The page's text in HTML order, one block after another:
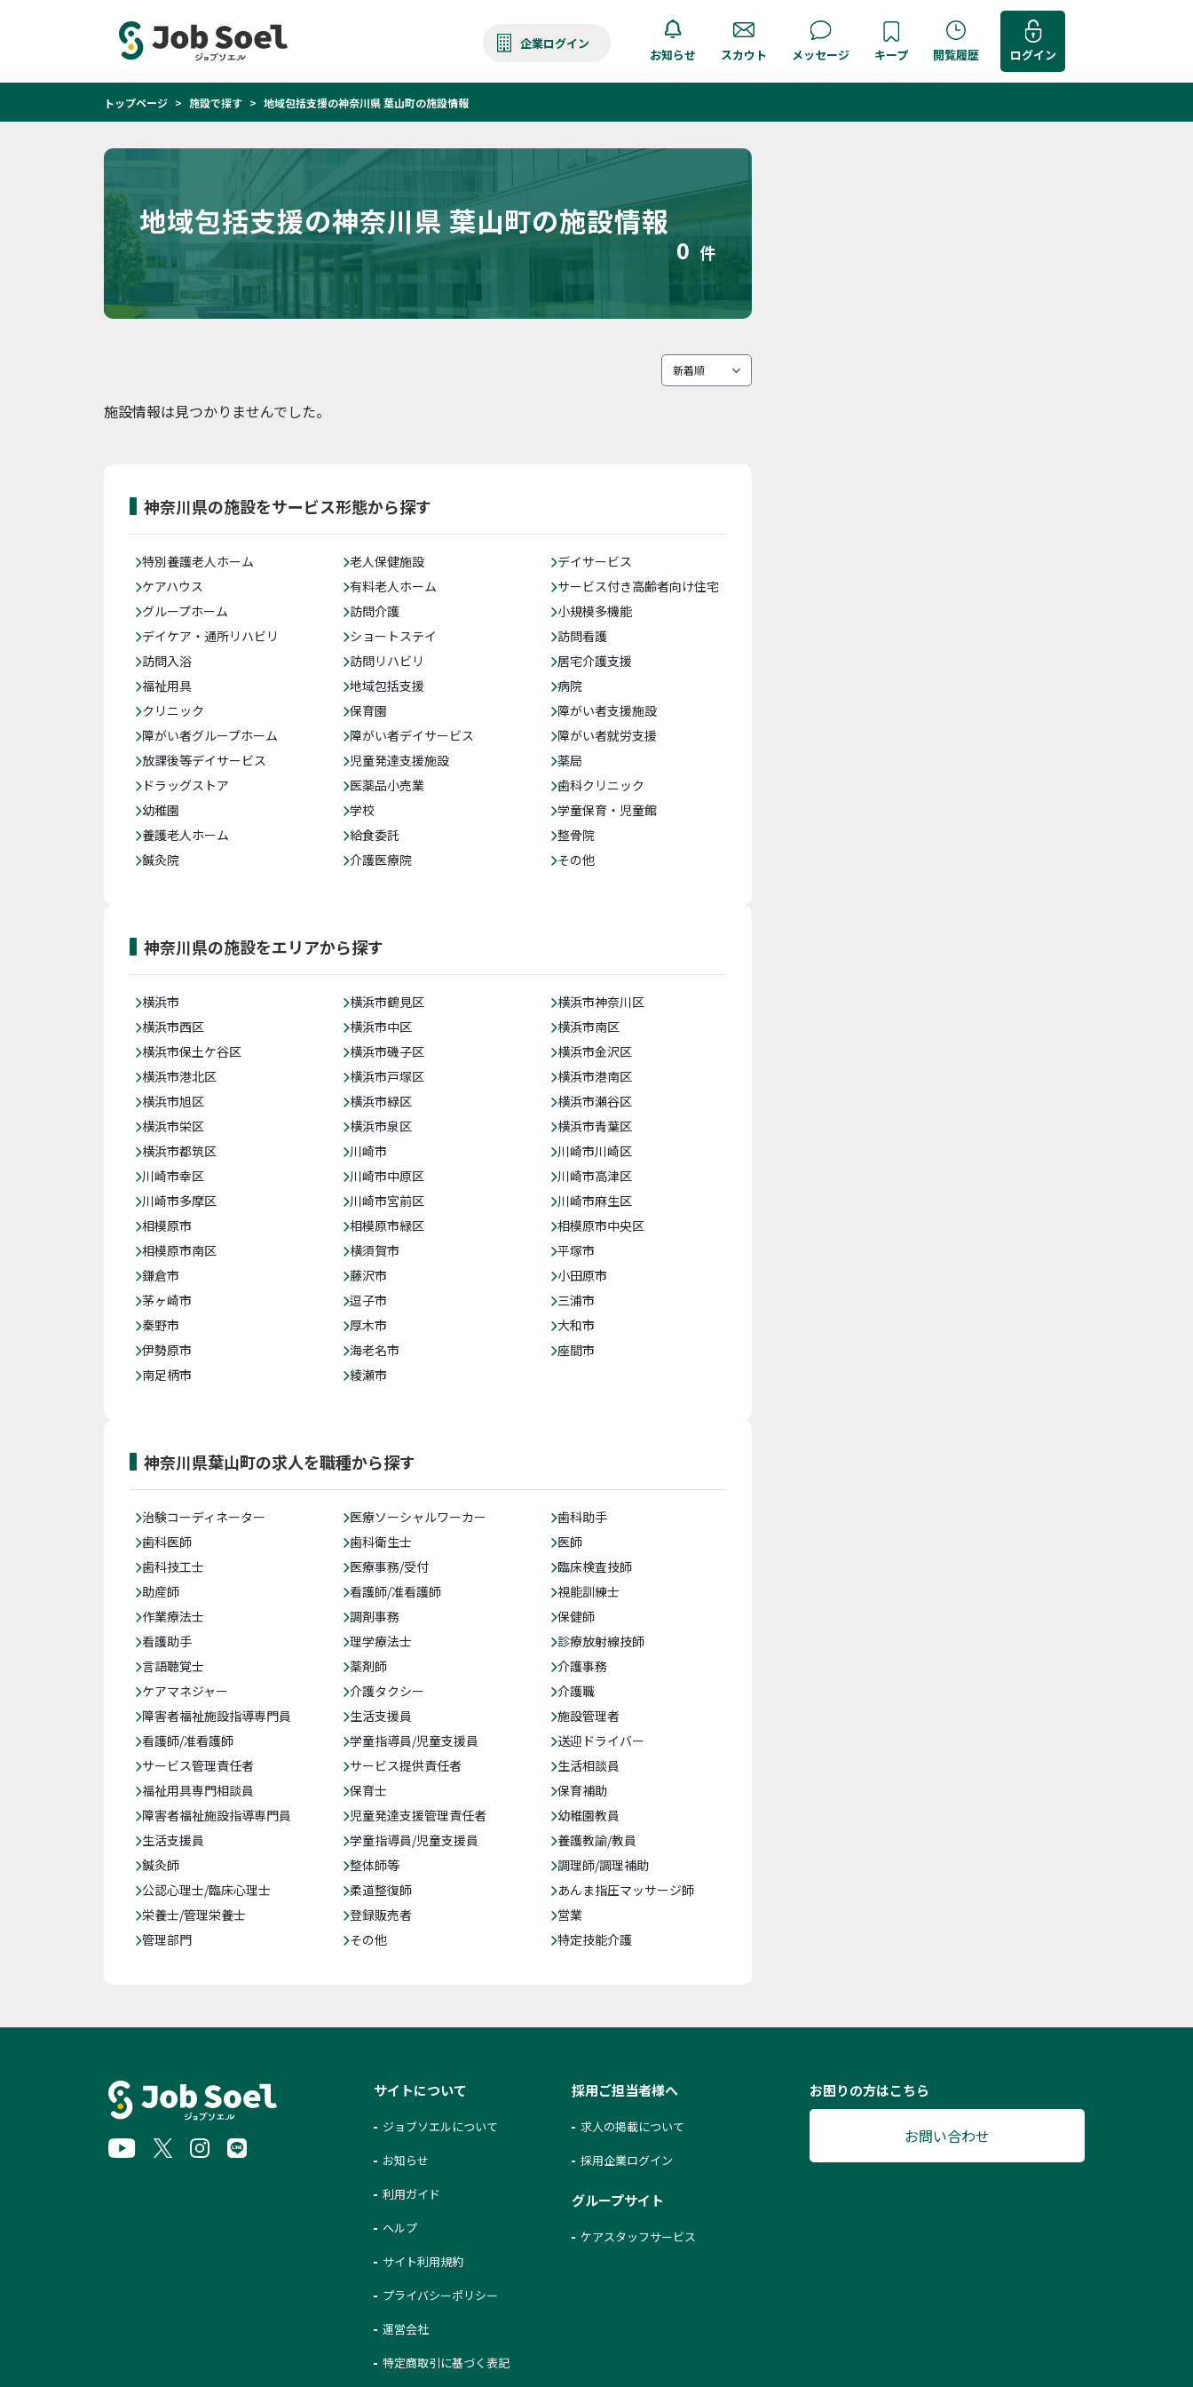
企業ログイン
お知らせ スカウト メッセージ キープ 閲覧履歴 ログイン
トップページ 施設で探す 地域包括支援の神奈川県 葉山町の施設情報
地域包括支援の神奈川県 葉山町の施設情報
0 件
施設情報は見つかりませんでした。
神奈川県の施設をサービス形態から探す
特別養護老人ホーム 老人保健施設
デイサービス
ケアハウス
有料老人ホーム
サービス付き高齢者向け住宅
グループホーム
訪問介護
小規模多機能
デイケア・通所リハビリ
ショートステイ
訪問看護
訪問入浴
訪問リハビリ
居宅介護支援
福祉用具
地域包括支援
病院
クリニック
保育園
障がい者支援施設
障がい者グループホーム
障がい者デイサービス
障がい者就労支援
放課後等デイサービス
児童発達支援施設
薬局
ドラッグストア
医薬品小売業
歯科クリニック
幼稚園
学校
学童保育・児童館
養護老人ホーム
給食委託
整骨院
鍼灸院
介護医療院 その他
神奈川県の施設をエリアから探す
横浜市 横浜市鶴見区
横浜市神奈川区
横浜市西区
横浜市中区
横浜市南区
横浜市保土ケ谷区
横浜市磯子区
横浜市金沢区
横浜市港北区
横浜市戸塚区
横浜市港南区
横浜市旭区
横浜市緑区
横浜市瀬谷区
横浜市栄区
横浜市泉区
横浜市青葉区
横浜市都筑区
川崎市
川崎市川崎区
川崎市幸区
川崎市中原区
川崎市高津区
川崎市多摩区
川崎市宮前区
川崎市麻生区
相模原市
相模原市緑区
相模原市中央区
相模原市南区
横須賀市
平塚市
鎌倉市
藤沢市
小田原市
茅ヶ崎市
逗子市
三浦市
秦野市
厚木市
大和市
伊勢原市
海老名市
座間市
南足柄市
綾瀬市
神奈川県葉山町の求人を職種から探す
治験コーディネーター 医療ソーシャルワーカー
歯科助手
歯科医師
歯科衛生士
医師
歯科技工士
医療事務/受付
臨床検査技師
助産師
看護師/准看護師
視能訓練士
作業療法士
調剤事務
保健師
看護助手
理学療法士
診療放射線技師
言語聴覚士
薬剤師
介護事務
ケアマネジャー
介護タクシー
介護職
障害者福祉施設指導専門員
生活支援員
施設管理者
看護師/准看護師
学童指導員/児童支援員
送迎ドライバー
サービス管理責任者
サービス提供責任者
生活相談員
福祉用具専門相談員
保育士
保育補助
障害者福祉施設指導専門員
児童発達支援管理責任者
幼稚園教員
生活支援員
学童指導員/児童支援員
養護教諭/教員
鍼灸師
整体師等
調理師/調理補助
公認心理士/臨床心理士
柔道整復師
あんま指圧マッサージ師
栄養士/管理栄養士
登録販売者
営業
管理部門
その他 特定技能介護
サイトについて
ジョブソエルについて
お知らせ
利用ガイド
ヘルプ
サイト利用規約
プライバシーポリシー
運営会社
特定商取引に基づく表記
採用ご担当者様へ
求人の掲載について
採用企業ログイン
グループサイト
ケアスタッフサービス
お困りの方はこちら
お問い合わせ